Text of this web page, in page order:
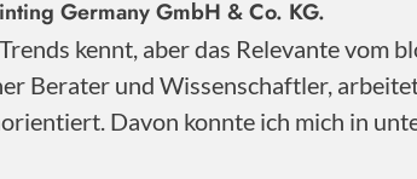
Germany GmbH & Co. KG.
kennt, aber das Relevante vom
Berater und Wissenschaftler,
Davon konnte ich mich in